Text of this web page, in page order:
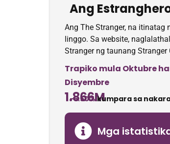
Ang
Ang The Stranger, na
linggo. Sa website,
Stranger ng taunang
Trapiko mula Oktubre
Disyembre
1.866M
-6.50%kumpara sa
Mga